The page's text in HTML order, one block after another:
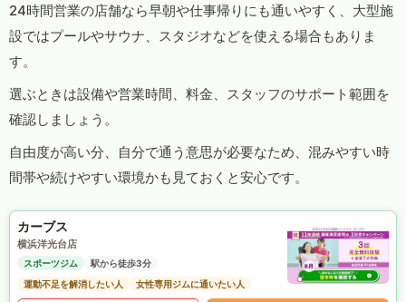
24時間営業の店舗なら早朝や仕事帰りにも通いやすく、大型施
設ではプールやサウナ、スタジオなどを使える場合もありま
す。
選ぶときは設備や営業時間、料金、スタッフのサポート範囲を
確認しましょう。
自由度が高い分、自分で通う意思が必要なため、混みやすい時
間帯や続けやすい環境かも見ておくと安心です。
カーブス
横浜洋光台店
スポーツジム
駅から徒歩3分
運動不足を解消したい人
女性専用ジムに通いたい人